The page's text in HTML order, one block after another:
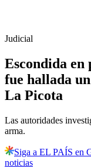
Judicial
Escondida en
fue hallada
La Picota
Las autoridades
arma.
Siga a EL PAÍS en
noticias